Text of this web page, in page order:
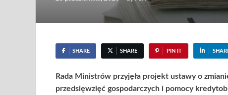
SHARE SHARE PIN IT
Rada Ministrów przyjęła projekt ustawy o
przedsięwzięć gospodarczych i pomocy